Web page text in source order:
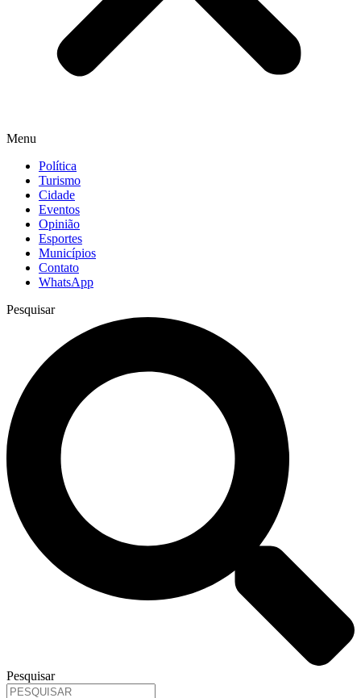
Menu
Política
Turismo
Cidade
Eventos
Opinião
Esportes
Municípios
Contato
WhatsApp
Pesquisar
Pesquisar